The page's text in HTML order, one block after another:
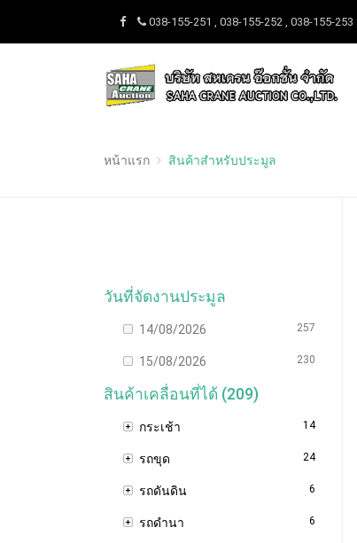
038-155-251 , 038-155-252 , 038-155-253
หน้าแรก สินค้าสำหรับประมูล
วันที่จัดงานประมูล
14/08/2026 257
15/08/2026 230
สินค้าเคลื่อนที่ได้ (209)
กระเช้า 14
รถขุด 24
รถดันดิน 6
รถดำนา 6